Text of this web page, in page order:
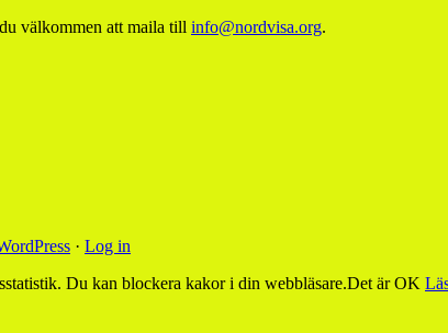
välkommen att maila till info@nordvisa.org.
· Log in
Du kan blockera kakor i din webbläsare.Det är OK